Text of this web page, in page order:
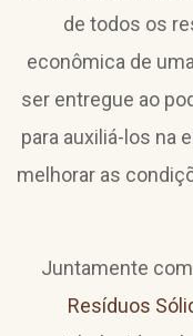
de todos os
econômica de
ser entregue ao
para auxiliá-los na
melhorar as
Juntamente
Resíduos